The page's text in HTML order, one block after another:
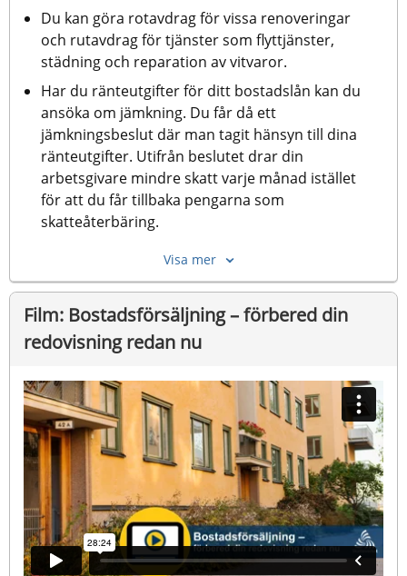
Du kan göra rotavdrag för vissa renoveringar
och rutavdrag för tjänster som flyttjänster,
städning och reparation av vitvaror.
Har du ränteutgifter för ditt bostadslån kan du
ansöka om jämkning. Du får då ett
jämkningsbeslut där man tagit hänsyn till dina
ränteutgifter. Utifrån beslutet drar din
arbetsgivare mindre skatt varje månad istället
för att du får tillbaka pengarna som
skatteåterbäring.
Visa mer
Film: Bostadsförsäljning – förbered din
redovisning redan nu